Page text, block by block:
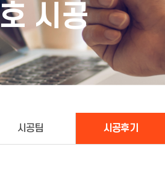
시공
시공팀 시공후기